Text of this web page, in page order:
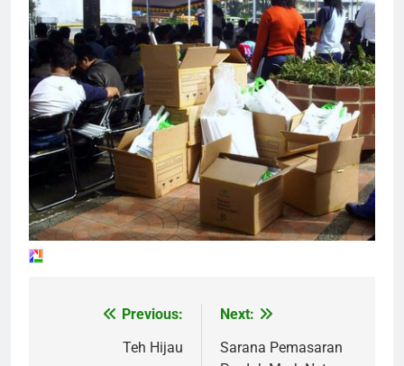
NavigasiPrevious:
Teh Hijau
Next:
Sarana Pemasaran